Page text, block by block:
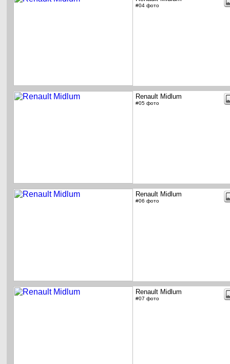
#04 фото
Renault Midlum
#05 фото
Renault Midlum
#06 фото
Renault Midlum
#07 фото